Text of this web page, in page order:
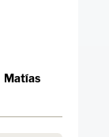
Matías